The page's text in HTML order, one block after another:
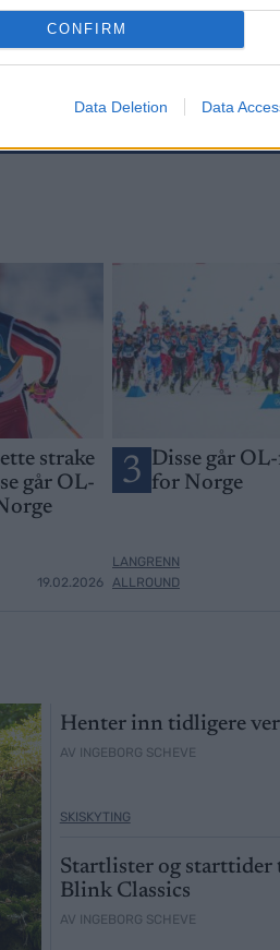
CONFIRM
Data Deletion Data
strake
går OL-
19.02.2026
3 Disse går
for Norge
LANGRENN
ALLROUND
Henter inn tidligere
AV INGEBORG SCHEVE
SKISKYTING
Startlister og starttider
Blink Classics
AV INGEBORG SCHEVE